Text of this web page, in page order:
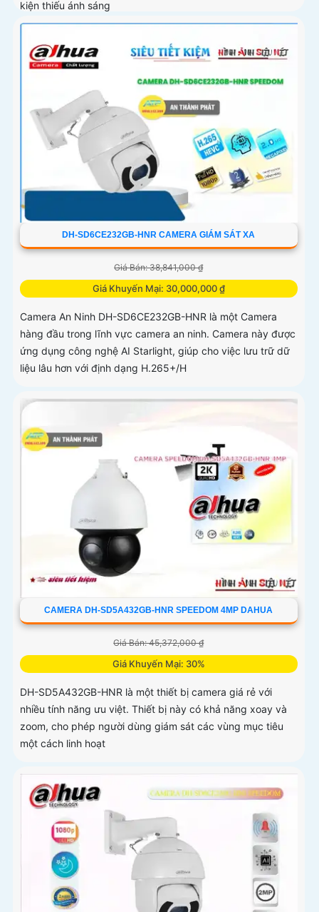
kiện thiếu ánh sáng
DH-SD6CE232GB-HNR CAMERA GIÁM SÁT XA
Giá Bán: 38,841,000 ₫
Giá Khuyến Mại: 30,000,000 ₫
Camera An Ninh DH-SD6CE232GB-HNR là một Camera
hàng đầu trong lĩnh vực camera an ninh. Camera này được
ứng dụng công nghệ AI Starlight, giúp cho việc lưu trữ dữ
liệu lâu hơn với định dạng H.265+/H
CAMERA DH-SD5A432GB-HNR SPEEDOM 4MP DAHUA
Giá Bán: 45,372,000 ₫
Giá Khuyến Mại: 30%
DH-SD5A432GB-HNR là một thiết bị camera giá rẻ với
nhiều tính năng ưu việt. Thiết bị này có khả năng xoay và
zoom, cho phép người dùng giám sát các vùng mục tiêu
một cách linh hoạt